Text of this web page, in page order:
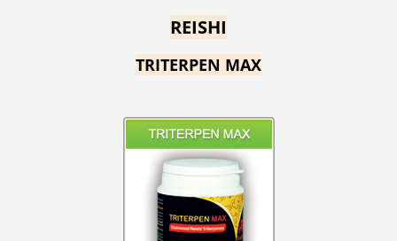
REISHI
TRITERPEN MAX